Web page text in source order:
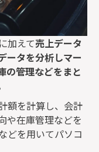
加えて売上データ
ータを分析しマー
の管理などをまと
額を計算し、会計
や在庫管理などを
どを用いてパソコ